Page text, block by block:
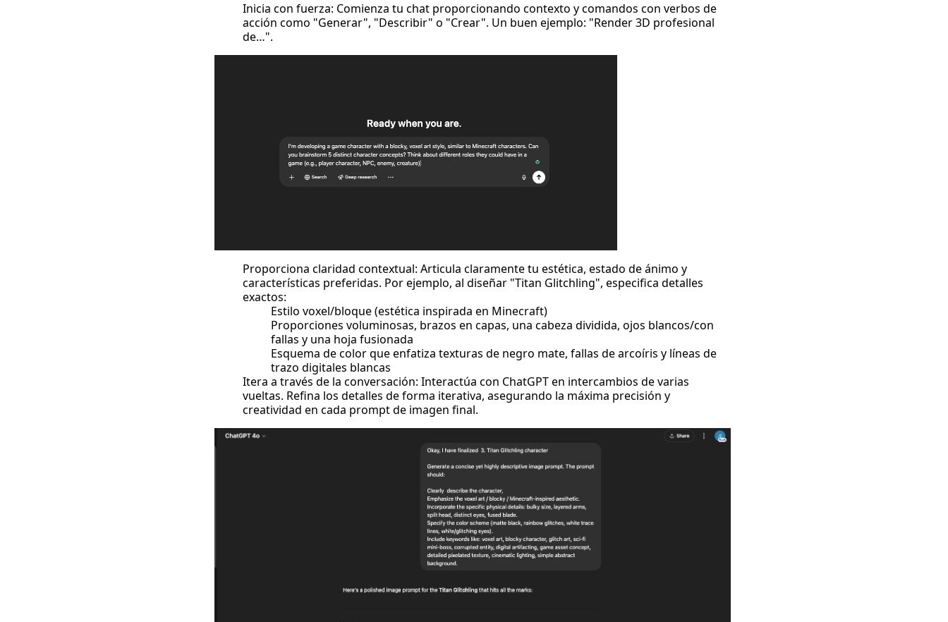
Inicia con fuerza: Comienza tu chat proporcionando contexto y comandos con verbos de
acción como "Generar", "Describir" o "Crear". Un buen ejemplo: "Render 3D profesional
de…".
Proporciona claridad contextual: Articula claramente tu estética, estado de ánimo y
características preferidas. Por ejemplo, al diseñar "Titan Glitchling", especifica detalles
exactos:
Estilo voxel/bloque (estética inspirada en Minecraft)
Proporciones voluminosas, brazos en capas, una cabeza dividida, ojos blancos/con
fallas y una hoja fusionada
Esquema de color que enfatiza texturas de negro mate, fallas de arcoíris y líneas de
trazo digitales blancas
Itera a través de la conversación: Interactúa con ChatGPT en intercambios de varias
vueltas. Refina los detalles de forma iterativa, asegurando la máxima precisión y
creatividad en cada prompt de imagen final.